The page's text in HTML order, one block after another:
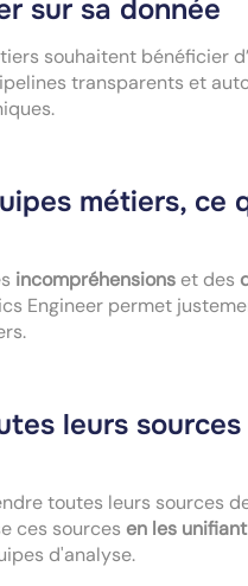
sur sa donnée
souhaitent bénéficier
transparents et
métiers, ce
incompréhensions et des
Engineer permet
leurs
toutes leurs sources
ces sources en les
d'analyse.